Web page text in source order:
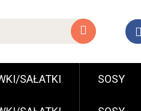
SAŁATKI SOSY